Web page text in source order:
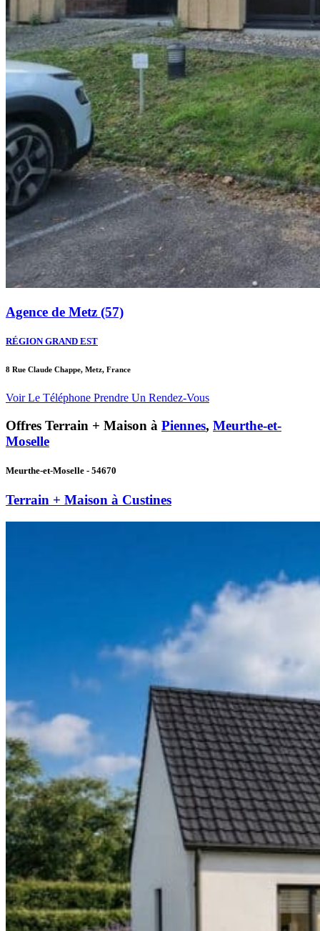
Agence de Metz (57)
RÉGION GRAND EST
8 Rue Claude Chappe, Metz, France
Voir Le Téléphone Prendre Un Rendez-Vous
Offres Terrain + Maison à Piennes, Meurthe-et-
Moselle
Meurthe-et-Moselle - 54670
Terrain + Maison à Custines